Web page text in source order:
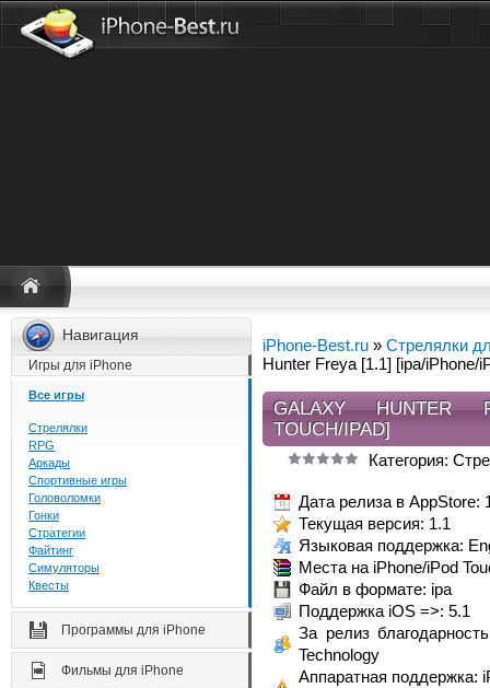
Навигация
Игры для iPhone
Все игры
Стрелялки
RPG
Аркады
Спортивные игры
Головоломки
Гонки
Стратегии
Файтинг
Симуляторы
Квесты
Программы для iPhone
Фильмы для iPhone
iPhone-Best.ru » Стрелялки
Hunter Freya [1.1] [ipa/iPhone/
GALAXY HUNTER
TOUCH/IPAD]
Категория:
Дата релиза в AppStore:
Текущая версия: 1.1
Языковая поддержка:
Места на iPhone/iPod
Файл в формате: ipa
Поддержка iOS =>: 5.1
За релиз
Technology
Аппаратная поддержка: